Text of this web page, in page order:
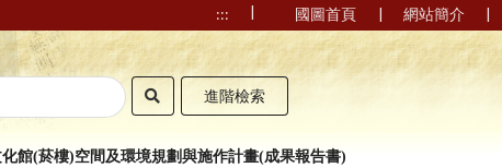
::: | 國圖首頁 | 網站簡介 |
進階檢索
館(菸樓)空間及環境規劃與施作計畫(成果報告書)